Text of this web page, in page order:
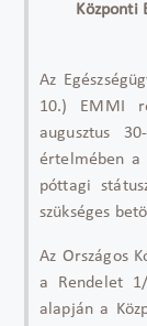
Központi
Az
10.) EMMI
augusztus
értelmében a
póttagi
szükséges
Az Országos
a Rendelet
alapján a